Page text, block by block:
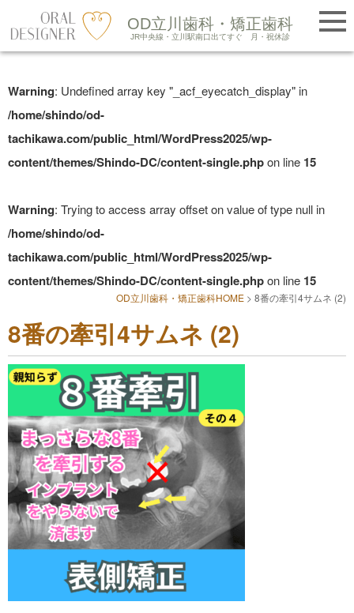
to
content
OD立川歯科・矯正歯科
JR中央線・立川駅南口出てすぐ 月・祝休診
LINE友だち追加
Warning: Undefined array key "_acf_eyecatch_display" in
/home/shindo/od-
tachikawa.com/public_html/WordPress2025/wp-
content/themes/Shindo-DC/content-single.phpon line 15
Warning: Trying to access array offset on value of type null in
/home/shindo/od-
tachikawa.com/public_html/WordPress2025/wp-
content/themes/Shindo-DC/content-single.phpon line 15
OD立川歯科・矯正歯科HOME > 8番の牽引4サムネ (2)
8番の牽引4サムネ (2)